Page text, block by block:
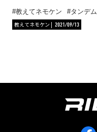
教えてネモケン タンデム
教えてネモケン
2021/09/13